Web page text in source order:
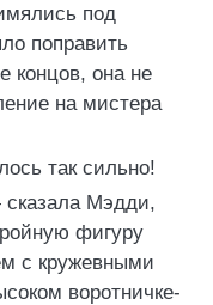
под
поправить
концов, она не
на мистера
так сильно!
Мэдди,
фигуру
с кружевными
воротничке-